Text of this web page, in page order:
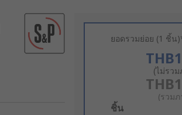
ยอดรวมย่อย (1 ชิ้น
(ไม่รว
(รวม
Add
ชิ้น